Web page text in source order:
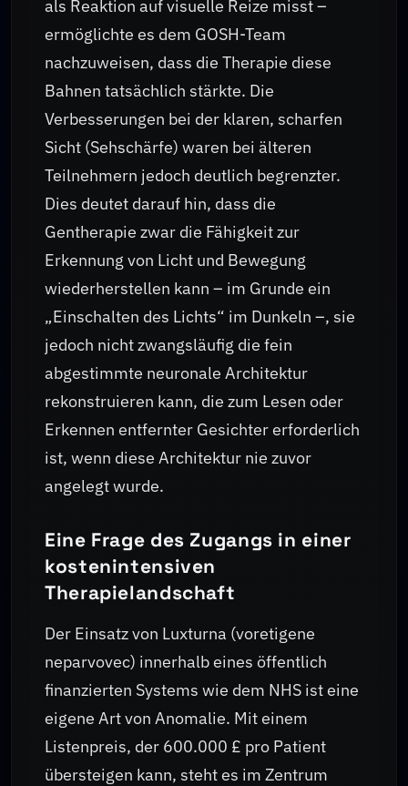
als Reaktion auf visuelle Reize misst –
ermöglichte es dem GOSH-Team
nachzuweisen, dass die Therapie diese
Bahnen tatsächlich stärkte. Die
Verbesserungen bei der klaren, scharfen
Sicht (Sehschärfe) waren bei älteren
Teilnehmern jedoch deutlich begrenzter.
Dies deutet darauf hin, dass die
Gentherapie zwar die Fähigkeit zur
Erkennung von Licht und Bewegung
wiederherstellen kann – im Grunde ein
„Einschalten des Lichts“ im Dunkeln –, sie
jedoch nicht zwangsläufig die fein
abgestimmte neuronale Architektur
rekonstruieren kann, die zum Lesen oder
Erkennen entfernter Gesichter erforderlich
ist, wenn diese Architektur nie zuvor
angelegt wurde.
Eine Frage des Zugangs in einer
kostenintensiven
Therapielandschaft
Der Einsatz von Luxturna (voretigene
neparvovec) innerhalb eines öffentlich
finanzierten Systems wie dem NHS ist eine
eigene Art von Anomalie. Mit einem
Listenpreis, der 600.000 £ pro Patient
übersteigen kann, steht es im Zentrum